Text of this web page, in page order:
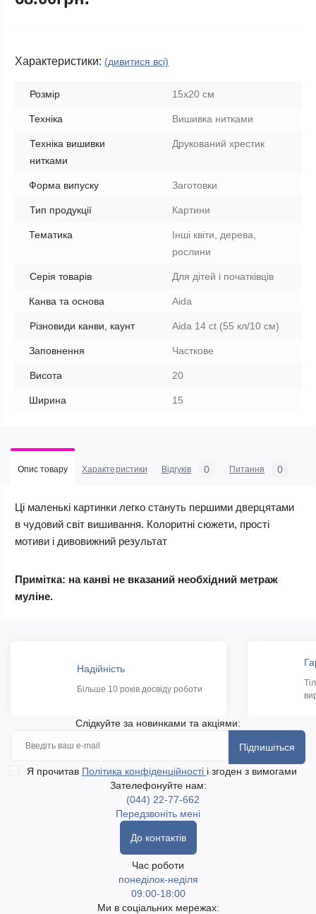
Характеристики: (дивитися всі)
Розмір 15x20 см
Техніка Вишивка нитками
Техніка вишивки
нитками
Друкований хрестик
Форма випуску Заготовки
Тип продукції Картини
Тематика
Інші квіти, дерева,
рослини
Серія товарів Для дітей і початківців
Канва та основа Aida
Різновиди канви, каунт Aida 14 ct (55 кл/10 см)
Заповнення Часткове
Висота 20
Ширина 15
Опис товару Характеристики Відгуків 0 Питання 0
Ці маленькі картинки легко стануть першими дверцятами
в чудовий світ вишивання. Колоритні сюжети, прості
мотиви і дивовижний результат
Примітка: на канві не вказаний необхідний метраж
муліне.
Надійність
Більше 10 років досвіду роботи
Слідкуйте за новинками та акціями:
Підпишіться
Я прочитав Політика конфіденційності і згоден з вимогами
Зателефонуйте нам:
(044) 22-77-662
Передзвоніть мені
До контактів
Час роботи
понеділок-неділя
09:00-18:00
Ми в соціальних мережах: